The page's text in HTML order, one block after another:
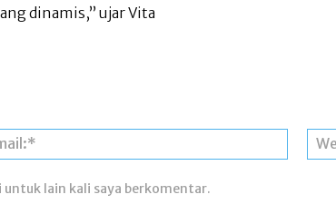
dinamis,” ujar Vita
Email:*
untuk lain kali saya berkomentar.